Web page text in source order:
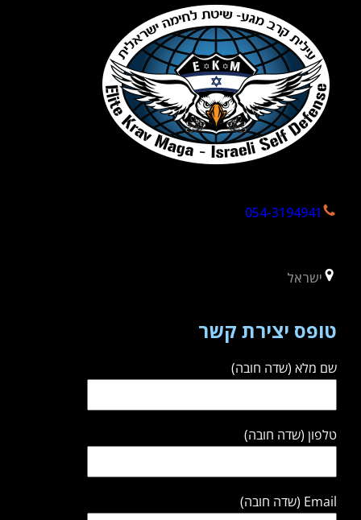
054-3194941
ישראל
טופס יצירת קשר
שם מלא (שדה חובה)
טלפון (שדה חובה)
Email (שדה חובה)